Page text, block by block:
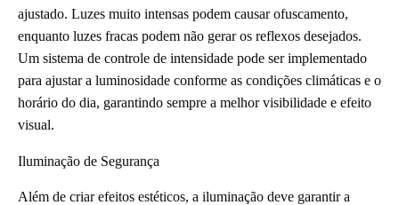
ajustado. Luzes muito intensas podem causar ofuscamento,
enquanto luzes fracas podem não gerar os reflexos desejados.
Um sistema de controle de intensidade pode ser implementado
para ajustar a luminosidade conforme as condições climáticas e o
horário do dia, garantindo sempre a melhor visibilidade e efeito
visual.
Iluminação de Segurança
Além de criar efeitos estéticos, a iluminação deve garantir a